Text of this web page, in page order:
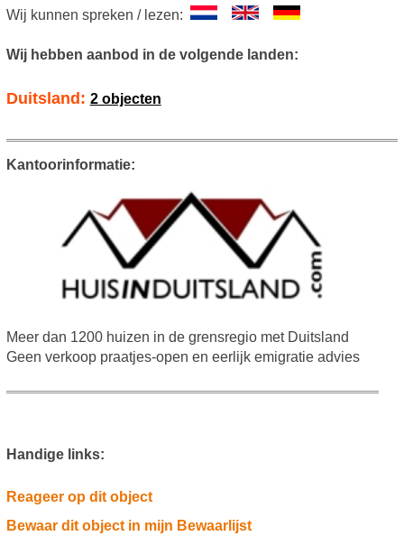
Wij kunnen spreken / lezen:
Wij hebben aanbod in de volgende landen:
Duitsland: 2 objecten
Kantoorinformatie:
Meer dan 1200 huizen in de grensregio met Duitsland
Geen verkoop praatjes-open en eerlijk emigratie advies
Handige links:
Reageer op dit object
Bewaar dit object in mijn Bewaarlijst